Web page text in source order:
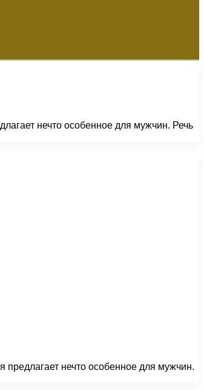
нечто особенное для мужчин. Речь
нечто особенное для мужчин.